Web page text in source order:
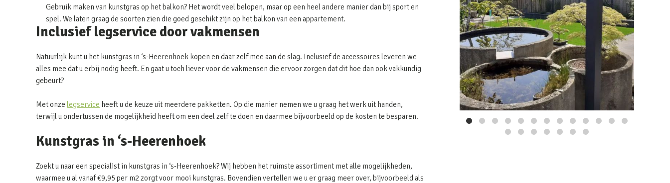
Gebruik maken van kunstgras op het balkon? Het wordt veel belopen, maar op een heel andere manier dan bij sport en
spel. We laten graag de soorten zien die goed geschikt zijn op het balkon van een appartement.
Inclusief legservice door vakmensen
Natuurlijk kunt u het kunstgras in ‘s-Heerenhoek kopen en daar zelf mee aan de slag. Inclusief de accessoires leveren we
alles mee dat u erbij nodig heeft. En gaat u toch liever voor de vakmensen die ervoor zorgen dat dit hoe dan ook vakkundig
gebeurt?
Met onze legservice heeft u de keuze uit meerdere pakketten. Op die manier nemen we u graag het werk uit handen,
terwijl u ondertussen de mogelijkheid heeft om een deel zelf te doen en daarmee bijvoorbeeld op de kosten te besparen.
Kunstgras in ‘s-Heerenhoek
Zoekt u naar een specialist in kunstgras in ‘s-Heerenhoek? Wij hebben het ruimste assortiment met alle mogelijkheden,
waarmee u al vanaf €9,95 per m2 zorgt voor mooi kunstgras. Bovendien vertellen we u er graag meer over, bijvoorbeeld als
Mei 3